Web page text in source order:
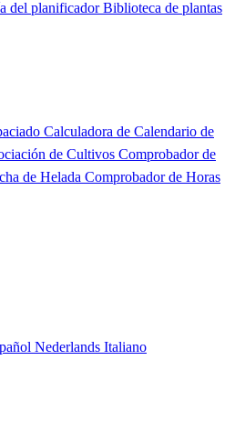
del planificadorBiblioteca de plantas
Calculadora de Calendario de
de Cultivos Comprobador de
de Helada Comprobador de Horas
Nederlands Italiano